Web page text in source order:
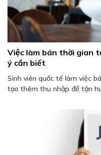
Việc làm bán thời gian
ý cần biết
Sinh viên quốc tế làm việc
tạo thêm thu nhập để tận